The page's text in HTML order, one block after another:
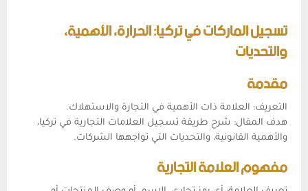
تسجيل الماركات في تركيا: الحرارة، الأهمية،
والتحديات
مقدمة
التعريف: العلامة ذات الأهمية في التجارة والاستهلاك.
هدف المقال: شرح طريقة تسجيل العلامات التجارية في تركيا،
والأهمية القانونية، والتحديات التي تواجهها الشركات.
مفهوم العلامة التجارية